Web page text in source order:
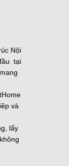
Nội
tại
và
lấy